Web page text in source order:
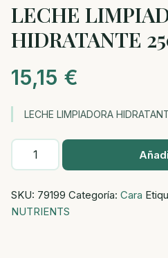
LECHE
HIDRATANTE
15,15 €
LECHE LIMPIADORA
LECHE
LIMPIADORA
250ML
cantidad
SKU: 79199 Categoría: Cara
NUTRIENTS